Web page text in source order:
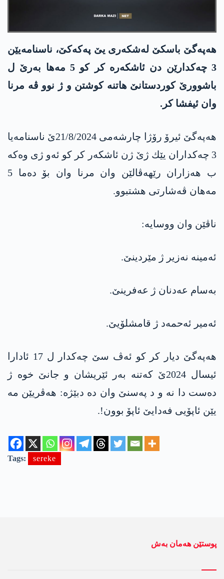
هه‌په‌گێ باسكێ له‌شكه‌ری یێ په‌كه‌كێ، ناسنامەیێن
3 چه‌كدارێن دن ئاشكه‌ره‌ كر کو 5 مه‌ها به‌رێ ل
باشوورێ کوردستانێ هاتنه‌ كوشتن و ژ نوو ڤه‌ مرنا
وان ئیفشا كر.
هه‌په‌گێ ئیرۆ رۆژا چارشه‌می 21/8/2024ێ ناسنامه‌یا
3 چه‌كداران یێك ژێ ژن ئاشكه‌ر كر كو ئه‌و ژی وه‌كه‌
ب هه‌زاران رێهه‌ڤالێن وان مرنا وان بۆ ده‌ما 5
مه‌هان ڤه‌شارتی هشتبوو.
ناڤێن وان ووسایه‌:
ئه‌مینه‌ نه‌زیر ژ مێردینێ.
به‌سام عه‌دنان ژ عه‌فرینێ.
ئه‌میر ئه‌حمه‌د ژ قامشلۆیێ.
هه‌په‌گێ دیار كر كو ئه‌ڤ سێ چه‌كدار ل 17 ئادارا
ئیسال 2024ێ كه‌تنه‌ به‌ر ئێریشان و جانێ خوە ژ
دەست دا نە و د په‌سنێ وان ده‌ دبێژه‌: هه‌ڤریێن مه‌
یێن ئاپۆیی فه‌دایێ ئاپۆ بوون!.
Tags: sereke
پوستێن ھەمان بەش